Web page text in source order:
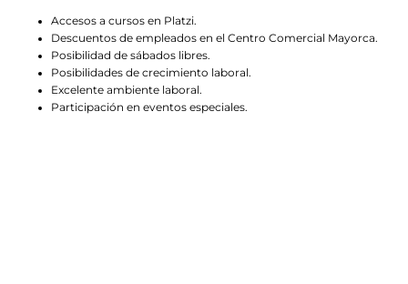
Accesos a cursos en Platzi.
Descuentos de empleados en el Centro Comercial Mayorca.
Posibilidad de sábados libres.
Posibilidades de crecimiento laboral.
Excelente ambiente laboral.
Participación en eventos especiales.